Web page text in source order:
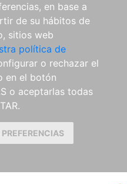
en base a
de su hábitos de
sitios web
política de
o rechazar el
en el botón
o aceptarlas todas